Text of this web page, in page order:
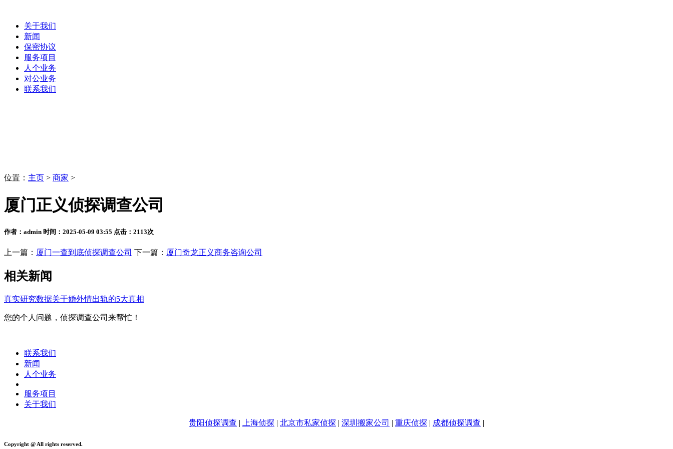
关于我们
新闻
保密协议
服务项目
人个业务
对公业务
联系我们
位置： 主页 > 商家 >
厦门正义侦探调查公司
作者：admin 时间：2025-05-09 03:55 点击：2113次
上一篇： 厦门一查到底侦探调查公司 下一篇： 厦门奇龙正义商务咨询公司
相关新闻
真实研究数据关于婚外情出轨的5大真相
您的个人问题，侦探调查公司来帮忙！
联系我们
新闻
人个业务
服务项目
关于我们
贵阳侦探调查 | 上海侦探 | 北京市私家侦探 | 深圳搬家公司 | 重庆侦探 | 成都侦探调查 |
Copyright @ All rights reserved.